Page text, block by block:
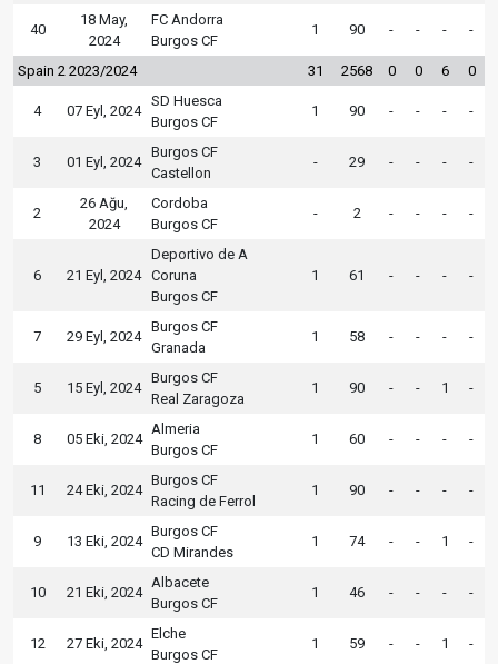
40
18 May,
2024
FC Andorra
Burgos CF
1 90 - - - -
Spain 2 2023/2024 31 2568 0 0 6 0
4 07 Eyl, 2024
SD Huesca
Burgos CF
1 90 - - - -
3 01 Eyl, 2024
Burgos CF
Castellon
- 29 - - - -
2
26 Ağu,
2024
Cordoba
Burgos CF
- 2 - - - -
6 21 Eyl, 2024
Deportivo de A
Coruna
Burgos CF
1 61 - - - -
7 29 Eyl, 2024
Burgos CF
Granada
1 58 - - - -
5 15 Eyl, 2024
Burgos CF
Real Zaragoza
1 90 - - 1 -
8 05 Eki, 2024
Almeria
Burgos CF
1 60 - - - -
11 24 Eki, 2024
Burgos CF
Racing de Ferrol
1 90 - - - -
9 13 Eki, 2024
Burgos CF
CD Mirandes
1 74 - - 1 -
10 21 Eki, 2024
Albacete
Burgos CF
1 46 - - - -
12 27 Eki, 2024
Elche
Burgos CF
1 59 - - 1 -